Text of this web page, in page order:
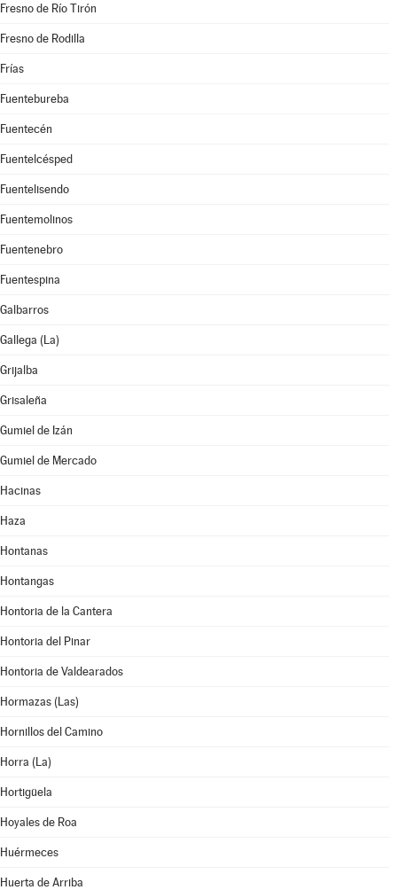
Fresno de Río Tirón
Fresno de Rodilla
Frías
Fuentebureba
Fuentecén
Fuentelcésped
Fuentelisendo
Fuentemolinos
Fuentenebro
Fuentespina
Galbarros
Gallega (La)
Grijalba
Grisaleña
Gumiel de Izán
Gumiel de Mercado
Hacinas
Haza
Hontanas
Hontangas
Hontoria de la Cantera
Hontoria del Pinar
Hontoria de Valdearados
Hormazas (Las)
Hornillos del Camino
Horra (La)
Hortigüela
Hoyales de Roa
Huérmeces
Huerta de Arriba